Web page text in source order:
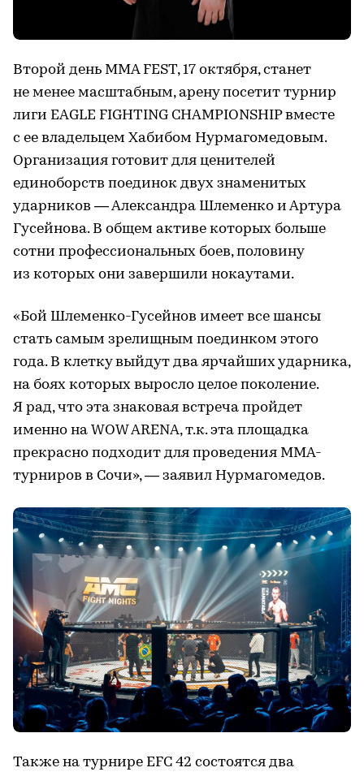
Второй день MMA FEST, 17 октября, станет
не менее масштабным, арену посетит турнир
лиги EAGLE FIGHTING CHAMPIONSHIP вместе
с ее владельцем Хабибом Нурмагомедовым.
Организация готовит для ценителей
единоборств поединок двух знаменитых
ударников — Александра Шлеменко и Артура
Гусейнова. В общем активе которых больше
сотни профессиональных боев, половину
из которых они завершили нокаутами.
«Бой Шлеменко-Гусейнов имеет все шансы
стать самым зрелищным поединком этого
года. В клетку выйдут два ярчайших ударника,
на боях которых выросло целое поколение.
Я рад, что эта знаковая встреча пройдет
именно на WOW ARENA, т.к. эта площадка
прекрасно подходит для проведения ММА-
турниров в Сочи», — заявил Нурмагомедов.
Также на турнире EFC 42 состоятся два